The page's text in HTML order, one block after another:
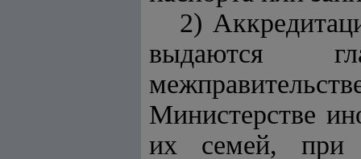
2)
выдаются
Министерстве
их семей, при